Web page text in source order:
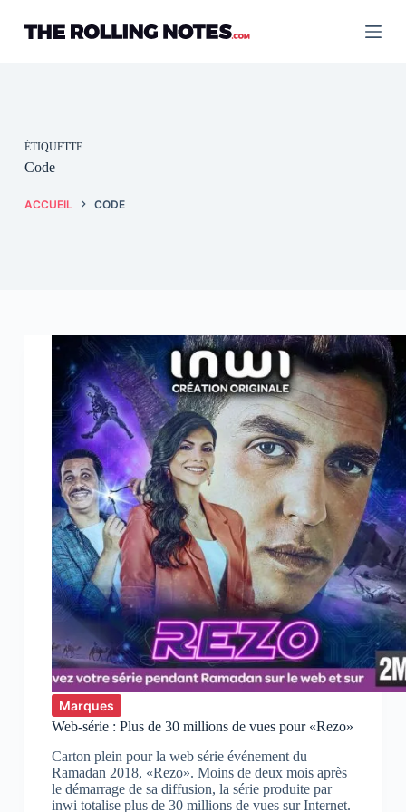
contenu
ÉTIQUETTE
Code
ACCUEIL CODE
Marques
Web-série : Plus de 30 millions de vues pour «Rezo»
Carton plein pour la web série événement du
Ramadan 2018, «Rezo». Moins de deux mois après
le démarrage de sa diffusion, la série produite par
inwi totalise plus de 30 millions de vues sur Internet.